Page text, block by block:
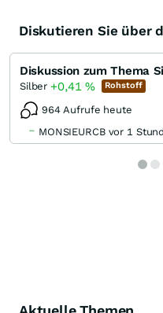
Diskutieren Sie über
Diskussion zum Thema
Silber +0,41% Rohstoff
964 Aufrufe heute
MONSIEURCB vor 1